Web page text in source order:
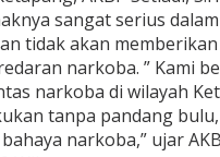
n
e
r
u
s
T
a
n
sangat serius
tidak akan
narkoba. ” Kami
narkoba di wilayah
tanpa pandang
narkoba,” ujar